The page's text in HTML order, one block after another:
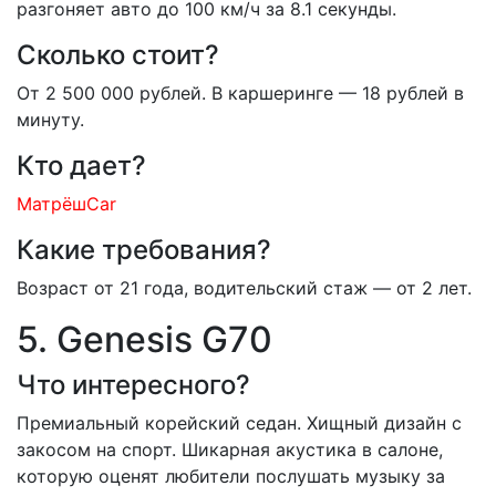
разгоняет авто до 100 км/ч за 8.1 секунды.
Сколько стоит?
От 2 500 000 рублей. В каршеринге — 18 рублей в
минуту.
Кто дает?
МатрёшCar
Какие требования?
Возраст от 21 года, водительский стаж — от 2 лет.
5. Genesis G70
Что интересного?
Премиальный корейский седан. Хищный дизайн с
закосом на спорт. Шикарная акустика в салоне,
которую оценят любители послушать музыку за